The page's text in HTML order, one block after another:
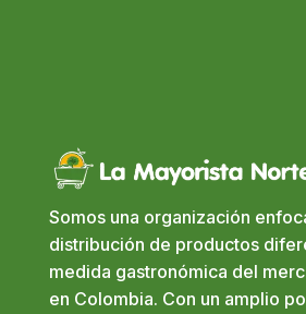
Somos una organización
distribución de productos
medida gastronómica del
en Colombia. Con un amplio